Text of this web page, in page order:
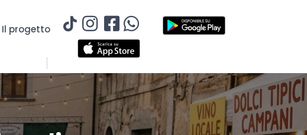
Il progetto